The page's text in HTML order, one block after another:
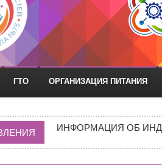
сайт
ГТО ОРГАНИЗАЦИЯ ПИТАНИЯ
ВРЕМЯ ОТКРЫТИЯ
ИНФОРМАЦИЯ ОБ
ИНФОРМАЦИЯ О